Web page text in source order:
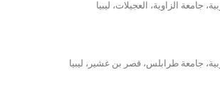
جامعة الزاوية، العجيلات، ليبيا
جامعة طرابلس، قصر بن غشير، ليبيا